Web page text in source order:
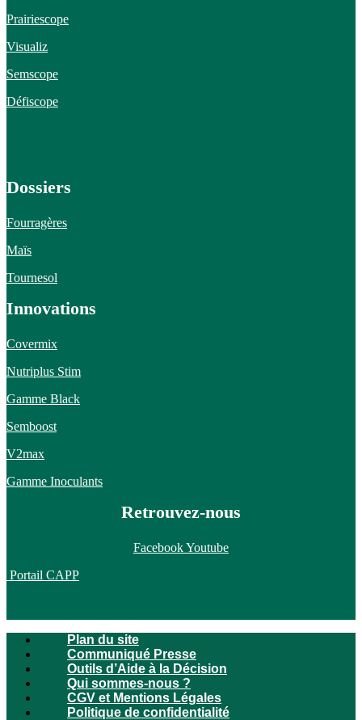
Prairiescope
Visualiz
Semscope
Défiscope
Dossiers
Fourragères
Maïs
Tournesol
Innovations
Covermix
Nutriplus Stim
Gamme Black
Semboost
V2max
Gamme Inoculants
Retrouvez-nous
FacebookYoutube
Portail CAPP
Plan du site
Communiqué Presse
Outils d’Aide à la Décision
Qui sommes-nous ?
CGV et Mentions Légales
Politique de confidentialité